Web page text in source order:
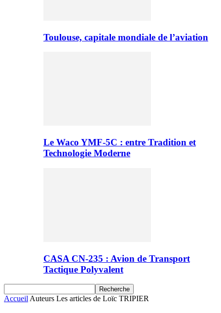
Toulouse, capitale mondiale de l’aviation
Le Waco YMF-5C : entre Tradition et
Technologie Moderne
CASA CN-235 : Avion de Transport
Tactique Polyvalent
Accueil Auteurs Les articles de Loïc TRIPIER